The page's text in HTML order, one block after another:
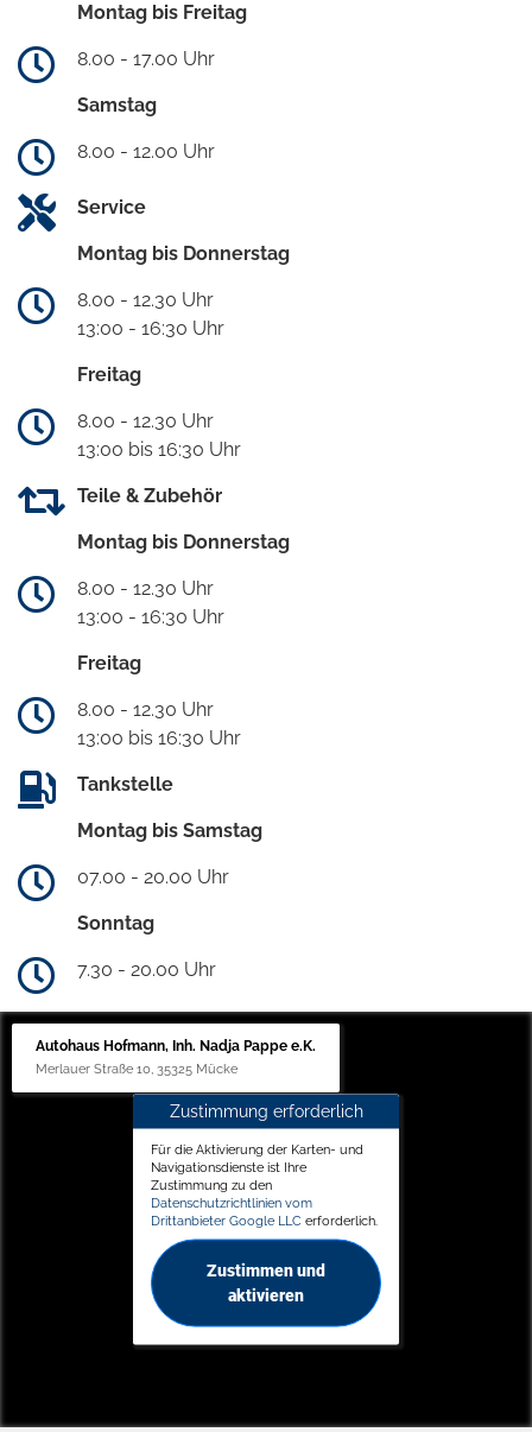
Montag bis Freitag
8.00 - 17.00 Uhr
Samstag
8.00 - 12.00 Uhr
Service
Montag bis Donnerstag
8.00 - 12.30 Uhr
13:00 - 16:30 Uhr
Freitag
8.00 - 12.30 Uhr
13:00 bis 16:30 Uhr
Teile & Zubehör
Montag bis Donnerstag
8.00 - 12.30 Uhr
13:00 - 16:30 Uhr
Freitag
8.00 - 12.30 Uhr
13:00 bis 16:30 Uhr
Tankstelle
Montag bis Samstag
07.00 - 20.00 Uhr
Sonntag
7.30 - 20.00 Uhr
Autohaus Hofmann, Inh. Nadja Pappe e.K.
Merlauer Straße 10, 35325 Mücke
Zustimmung erforderlich
Für die Aktivierung der Karten- und
Navigationsdienste ist Ihre
Zustimmung zu den
Datenschutzrichtlinien vom
Drittanbieter Google LLC erforderlich.
Zustimmen und
aktivieren